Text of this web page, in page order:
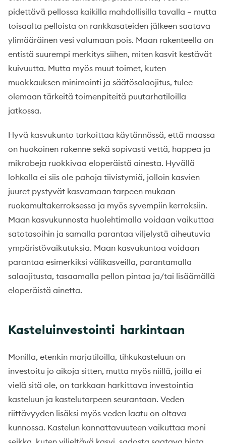
pidettävä pellossa kaikilla mahdollisilla tavalla – mutta
toisaalta pelloista on rankkasateiden jälkeen saatava
ylimääräinen vesi valumaan pois. Maan rakenteella on
entistä suurempi merkitys siihen, miten kasvit kestävät
kuivuutta. Mutta myös muut toimet, kuten
muokkauksen minimointi ja säätösalaojitus, tulee
olemaan tärkeitä toimenpiteitä puutarhatiloilla
jatkossa.
Hyvä kasvukunto tarkoittaa käytännössä, että maassa
on huokoinen rakenne sekä sopivasti vettä, happea ja
mikrobeja ruokkivaa eloperäistä ainesta. Hyvällä
lohkolla ei siis ole pahoja tiivistymiä, jolloin kasvien
juuret pystyvät kasvamaan tarpeen mukaan
ruokamultakerroksessa ja myös syvempiin kerroksiin.
Maan kasvukunnosta huolehtimalla voidaan vaikuttaa
satotasoihin ja samalla parantaa viljelystä aiheutuvia
ympäristövaikutuksia. Maan kasvukuntoa voidaan
parantaa esimerkiksi välikasveilla, parantamalla
salaojitusta, tasaamalla pellon pintaa ja/tai lisäämällä
eloperäistä ainetta.
Kasteluinvestointi harkintaan
Monilla, etenkin marjatiloilla, tihkukasteluun on
investoitu jo aikoja sitten, mutta myös niillä, joilla ei
vielä sitä ole, on tarkkaan harkittava investointia
kasteluun ja kastelutarpeen seurantaan. Veden
riittävyyden lisäksi myös veden laatu on oltava
kunnossa. Kastelun kannattavuuteen vaikuttaa moni